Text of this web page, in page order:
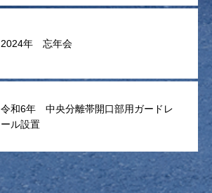
2024年 忘年会
令和6年 中央分離帯開口部用ガードレ
ール設置